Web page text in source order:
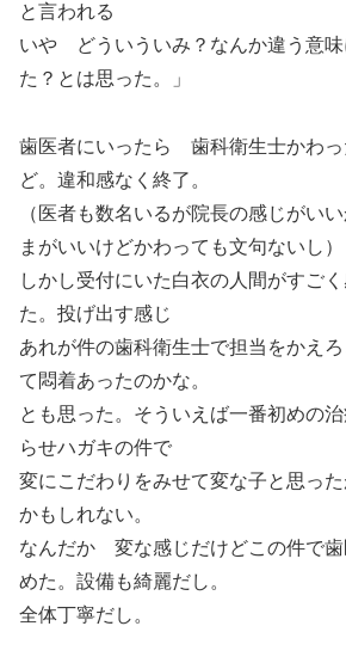
と言われる
いや どういういみ？なんか違う意
た？とは思った。」
歯医者にいったら 歯科衛生士かわっ
ど。違和感なく終了。
（医者も数名いるが院長の感じがい
まがいいけどかわっても文句ないし）
しかし受付にいた白衣の人間がすご
た。投げ出す感じ
あれが件の歯科衛生士で担当をかえ
て悶着あったのかな。
とも思った。そういえば一番初めの
らせハガキの件で
変にこだわりをみせて変な子と思っ
かもしれない。
なんだか 変な感じだけどこの件で歯
めた。設備も綺麗だし。
全体丁寧だし。